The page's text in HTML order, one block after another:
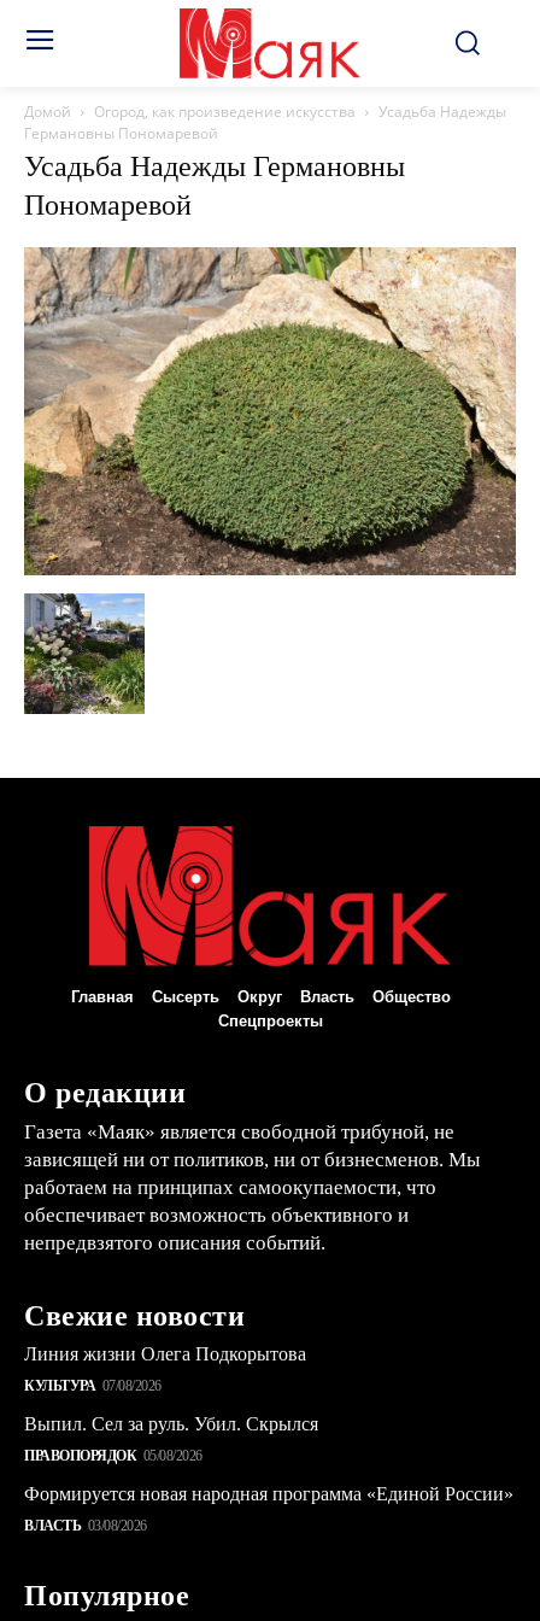
Домой Огород, как произведение искусства
Усадьба Надежды
Германовны Пономаревой
Усадьба Надежды Германовны
Пономаревой
Главная Сысерть Округ Власть
Общество
Спецпроекты
О редакции
Газета «Маяк» является свободной трибуной, не
зависящей ни от политиков, ни от бизнесменов. Мы
работаем на принципах самоокупаемости, что
обеспечивает возможность объективного и
непредвзятого описания событий.
Свежие новости
Линия жизни Олега Подкорытова
КУЛЬТУРА 07/08/2026
Выпил. Сел за руль. Убил. Скрылся
ПРАВОПОРЯДОК 05/08/2026
Формируется новая народная программа «Единой России»
ВЛАСТЬ 03/08/2026
Популярное